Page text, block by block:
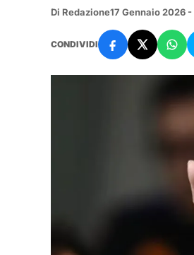
Di Redazione17 Gennaio 2026 -
CONDIVIDI